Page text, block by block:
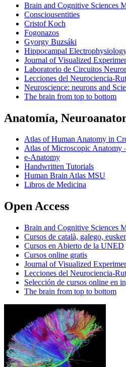
Brain and Cognitive Sciences
Consciousentities
Cristof Koch
Fogonazos
Gyorgy Buzsáki
Hippocampal
Journal of Visualized
Laboratorio de Circuitos
Lecciones del Neurociencia-
Neuroscience: neurons and
The brain from top to bottom
Anatomía,
Atlas of Human Anatomy in
Atlas of Microscopic Anatomy
e-Anatomy
Handwritten Tutorials
Human Brain Atlas MSU
Libros de Medicina
Open Access
Brain and Cognitive Sciences
Cursos de català, galego,
Cursos en Abierto de la UNED
Cursos online gratis
Journal of Visualized
Lecciones del Neurociencia-
Selección de cursos online en
The brain from top to bottom